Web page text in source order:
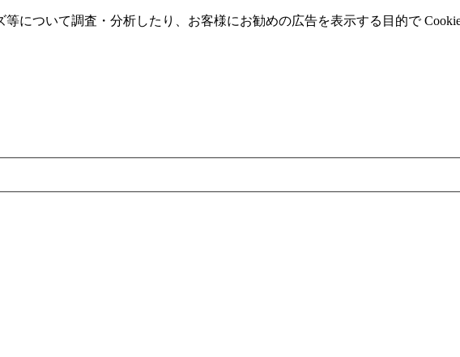
について調査・分析したり、お客様にお勧めの広告を表⽰する⽬的で